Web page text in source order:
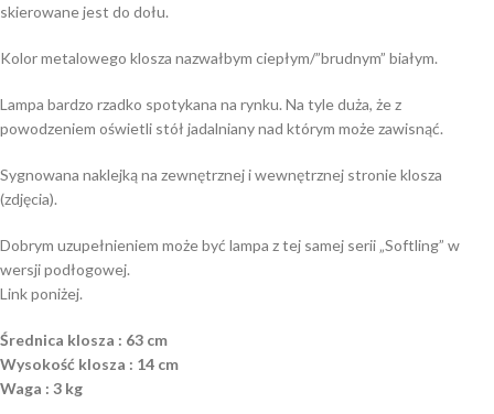
skierowane jest do dołu.
Kolor metalowego klosza nazwałbym ciepłym/”brudnym” białym.
Lampa bardzo rzadko spotykana na rynku. Na tyle duża, że z
powodzeniem oświetli stół jadalniany nad którym może zawisnąć.
Sygnowana naklejką na zewnętrznej i wewnętrznej stronie klosza
(zdjęcia).
Dobrym uzupełnieniem może być lampa z tej samej serii „Softling” w
wersji podłogowej.
Link poniżej.
Średnica klosza : 63 cm
Wysokość klosza : 14 cm
Waga : 3 kg